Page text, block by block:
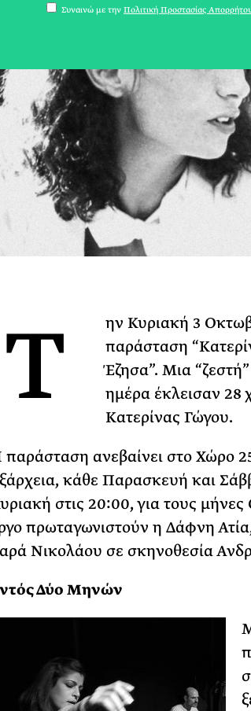
Τ
ην Κυριακή 3
παράσταση
Έζησα”. Μια
ημέρα έκλεισαν 28
Κατερίνας Γώγου.
ανεβαίνει στο Χώρο
κάθε Παρασκευή και
στις 20:00, για τους
πρωταγωνιστούν η Δάφνη
Νικολάου σε σκηνοθεσία
Δύο Μηνών
Συναινώ με την Πολιτική Προστασίας